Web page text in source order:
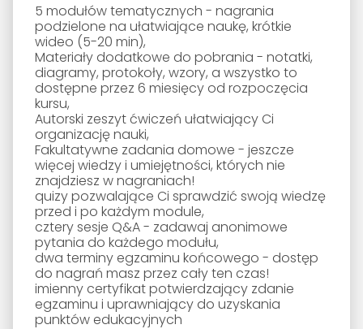
5 modułów tematycznych - nagrania
podzielone na ułatwiające naukę, krótkie
wideo (5-20 min),
Materiały dodatkowe do pobrania - notatki,
diagramy, protokoły, wzory, a wszystko to
dostępne przez 6 miesięcy od rozpoczęcia
kursu,
Autorski zeszyt ćwiczeń ułatwiający Ci
organizację nauki,
Fakultatywne zadania domowe - jeszcze
więcej wiedzy i umiejętności, których nie
znajdziesz w nagraniach!
quizy pozwalające Ci sprawdzić swoją wiedzę
przed i po każdym module,
cztery sesje Q&A - zadawaj anonimowe
pytania do każdego modułu,
dwa terminy egzaminu końcowego - dostęp
do nagrań masz przez cały ten czas!
imienny certyfikat potwierdzający zdanie
egzaminu i uprawniający do uzyskania
punktów edukacyjnych